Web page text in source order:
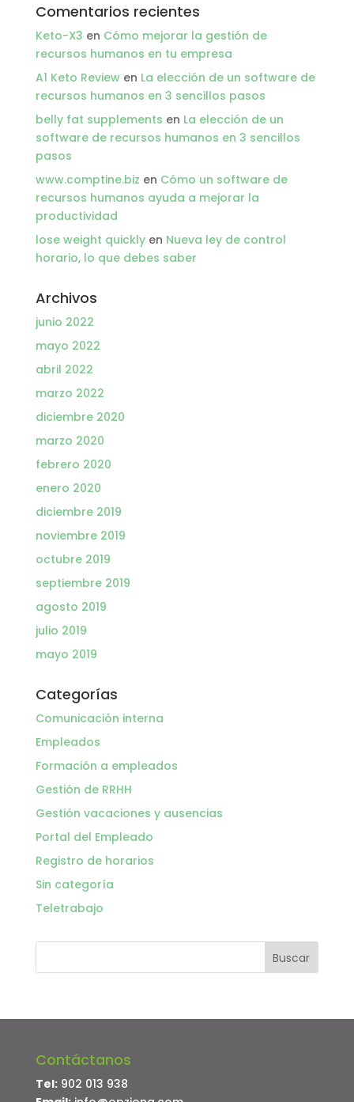
Comentarios recientes
Keto-X3 en Cómo mejorar la gestión de
recursos humanos en tu empresa
A1 Keto Reviewen La elección de un software de
recursos humanos en 3 sencillos pasos
belly fat supplements en La elección de un
software de recursos humanos en 3 sencillos
pasos
www.comptine.biz en Cómo un software de
recursos humanos ayuda a mejorar la
productividad
lose weight quicklyen Nueva ley de control
horario, lo que debes saber
Archivos
junio 2022
mayo 2022
abril 2022
marzo 2022
diciembre 2020
marzo 2020
febrero 2020
enero 2020
diciembre 2019
noviembre 2019
octubre 2019
septiembre 2019
agosto 2019
julio 2019
mayo 2019
Categorías
Comunicación interna
Empleados
Formación a empleados
Gestión de RRHH
Gestión vacaciones y ausencias
Portal del Empleado
Registro de horarios
Sin categoría
Teletrabajo
Contáctanos
Tel: 902 013 938